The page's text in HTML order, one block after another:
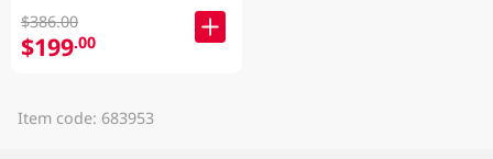
$386.00
$199.00
Item code: 683953